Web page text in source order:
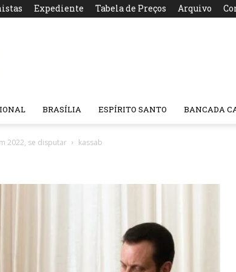
Expediente Tabela de Preços Arquivo
BRASÍLIA ESPÍRITO SANTO BANCADA
2022, se disputar kassab